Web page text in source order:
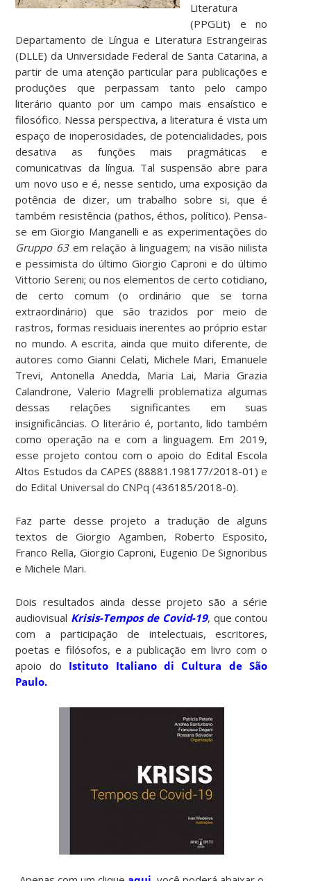
Literatura
(PPGLit) e no
Departamento de Língua e Literatura Estrangeiras
(DLLE) da Universidade Federal de Santa Catarina, a
partir de uma atenção particular para publicações e
produções que perpassam tanto pelo campo
literário quanto por um campo mais ensaístico e
filosófico. Nessa perspectiva, a literatura é vista um
espaço de inoperosidades, de potencialidades, pois
desativa as funções mais pragmáticas e
comunicativas da língua. Tal suspensão abre para
um novo uso e é, nesse sentido, uma exposição da
potência de dizer, um trabalho sobre si, que é
também resistência (pathos, éthos, político). Pensa-
se em Giorgio Manganelli e as experimentações do
Gruppo 63em relação à linguagem; na visão niilista
e pessimista do último Giorgio Caproni e do último
Vittorio Sereni; ou nos elementos de certo cotidiano,
de certo comum (o ordinário que se torna
extraordinário) que são trazidos por meio de
rastros, formas residuais inerentes ao próprio estar
no mundo. A escrita, ainda que muito diferente, de
autores como Gianni Celati, Michele Mari, Emanuele
Trevi, Antonella Anedda, Maria Lai, Maria Grazia
Calandrone, Valerio Magrelli problematiza algumas
dessas relações significantes em suas
insignificâncias. O literário é, portanto, lido também
como operação na e com a linguagem. Em 2019,
esse projeto contou com o apoio do Edital Escola
Altos Estudos da CAPES (88881.198177/2018-01) e
do Edital Universal do CNPq (436185/2018-0).
Faz parte desse projeto a tradução de alguns
textos de Giorgio Agamben, Roberto Esposito,
Franco Rella, Giorgio Caproni, Eugenio De Signoribus
e Michele Mari.
Dois resultados ainda desse projeto são a série
audiovisual Krisis-Tempos de Covid-19, que contou
com a participação de intelectuais, escritores,
poetas e filósofos, e a publicação em livro com o
apoio do Istituto Italiano di Cultura de São
Paulo.